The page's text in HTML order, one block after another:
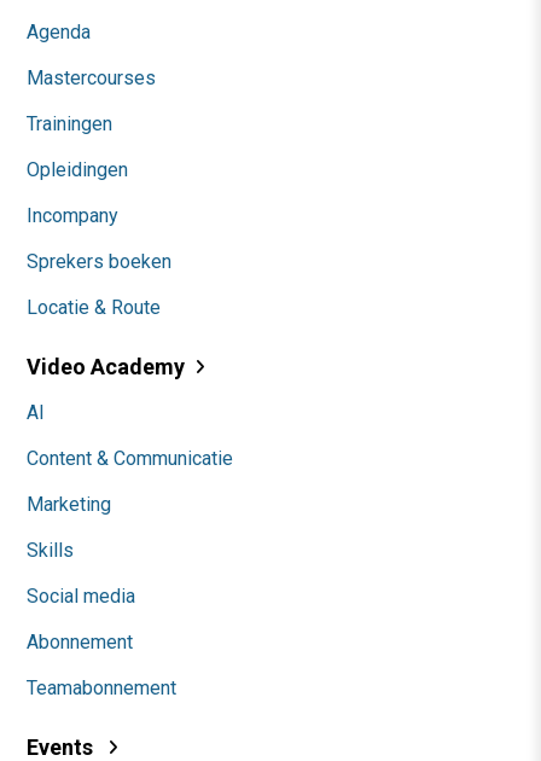
Agenda
Mastercourses
Trainingen
Opleidingen
Incompany
Sprekers boeken
Locatie & Route
Video Academy
AI
Content & Communicatie
Marketing
Skills
Social media
Abonnement
Teamabonnement
Events